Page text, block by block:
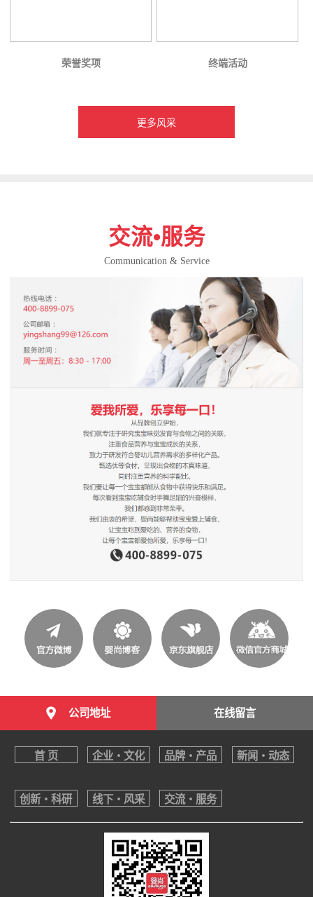
荣誉奖项 终端活动
更多风采
交流•服务
Communication & Service
公司地址 在线留言
首 页 企业・文化 品牌・产品 新闻・动态
创新・科研 线下・风采 交流・服务